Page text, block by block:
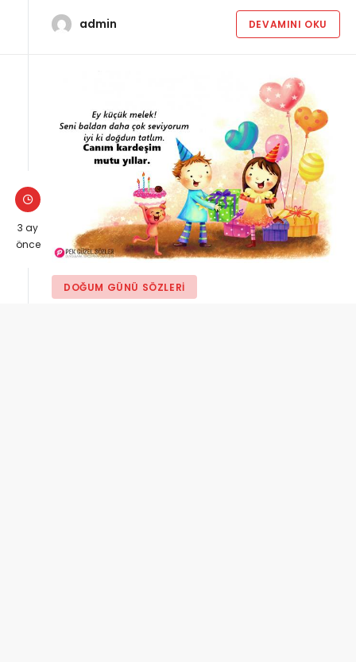
admin DEVAMINI OKU
3 ay
önce
DOĞUM GÜNÜ SÖZLERI